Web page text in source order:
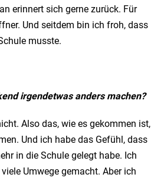
erinnert sich gerne zurück. Für
Und seitdem bin ich froh, dass
musste.
irgendetwas anders machen?
Also das, wie es gekommen ist,
Und ich habe das Gefühl, dass
in die Schule gelegt habe. Ich
Umwege gemacht. Aber ich